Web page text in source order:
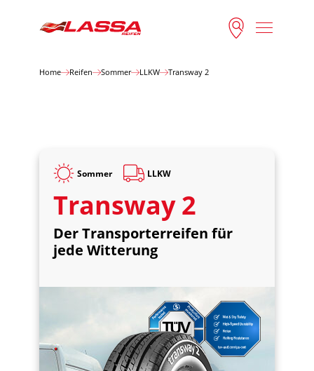
Home Reifen Sommer LLKW Transway 2
Sommer LLKW
Transway 2
Der Transporterreifen für
jede Witterung